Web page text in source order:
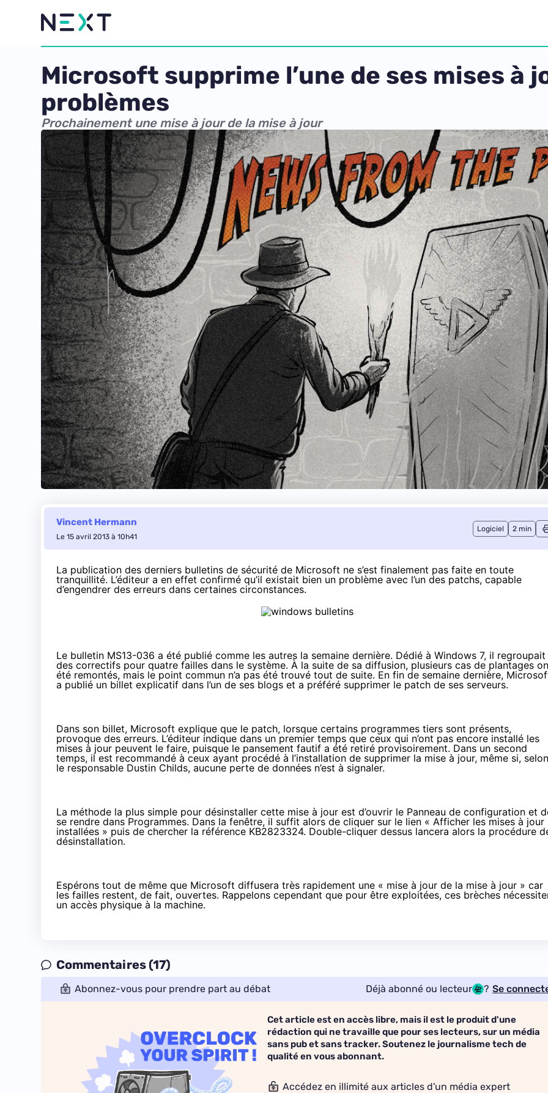
Microsoft supprime l’une de ses mises à
problèmes
Prochainement une mise à jour de la mise à jour
Vincent Hermann
Le 15 avril 2013 à 10h41
Logiciel 2 min
La publication des derniers bulletins de sécurité de Microsoft ne s’est finalement pas faite en toute
tranquillité. L’éditeur a en effet confirmé qu’il existait bien un problème avec l’un des patchs, capable
d’engendrer des erreurs dans certaines circonstances.
Le bulletin MS13-036 a été publié comme les autres la semaine dernière. Dédié à Windows 7, il regroupait
des correctifs pour quatre failles dans le système. À la suite de sa diffusion, plusieurs cas de plantages
été remontés, mais le point commun n’a pas été trouvé tout de suite. En fin de semaine dernière,
a publié un billet explicatif dans l’un de ses blogs et a préféré supprimer le patch de ses serveurs.
Dans son billet, Microsoft explique que le patch, lorsque certains programmes tiers sont présents,
provoque des erreurs. L’éditeur indique dans un premier temps que ceux qui n’ont pas encore installé les
mises à jour peuvent le faire, puisque le pansement fautif a été retiré provisoirement. Dans un second
temps, il est recommandé à ceux ayant procédé à l’installation de supprimer la mise à jour, même si, selon
le responsable Dustin Childs, aucune perte de données n’est à signaler.
La méthode la plus simple pour désinstaller cette mise à jour est d’ouvrir le Panneau de configuration et
se rendre dans Programmes. Dans la fenêtre, il suffit alors de cliquer sur le lien « Afficher les mises à jour
installées » puis de chercher la référence KB2823324. Double-cliquer dessus lancera alors la procédure
désinstallation.
Espérons tout de même que Microsoft diffusera très rapidement une « mise à jour de la mise à jour » car
les failles restent, de fait, ouvertes. Rappelons cependant que pour être exploitées, ces brèches
un accès physique à la machine.
Commentaires (17)
Abonnez-vous pour prendre part au débat Déjà abonné ou lecteur ? Se
Cet article est en accès libre, mais il est le produit d'une
rédaction qui ne travaille que pour ses lecteurs, sur un média
sans pub et sans tracker. Soutenez le journalisme tech de
qualité en vous abonnant.
Accédez en illimité aux articles d'un média expert